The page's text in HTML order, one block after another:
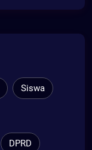
Siswa
DPRD